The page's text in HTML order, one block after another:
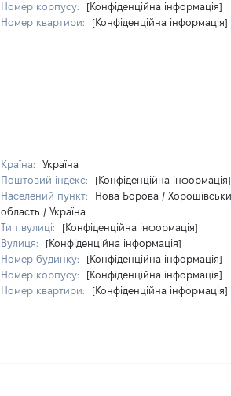
Номер корпусу:
[Конфіденційна інформація]
Номер квартири:
[Конфіденційна інформація]
Країна:
Україна
Поштовий індекс:
[Конфіденційна інформація]
Населений пункт:
Нова Борова /
область / Україна
Тип вулиці:
[Конфіденційна інформація]
Вулиця:
[Конфіденційна інформація]
Номер будинку:
[Конфіденційна інформація]
Номер корпусу:
[Конфіденційна інформація]
Номер квартири:
[Конфіденційна інформація]